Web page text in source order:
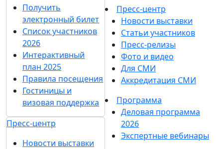
Гостиницы и
визовая поддержка
Посетителям
Получить
электронный билет
Список участников
2026
Интерактивный
план 2025
Правила посещения
Гостиницы и
2025
Правила посещения
Гостиницы и визовая
поддержка
Пресс-центр
Новости выставки
Статьи участников
Пресс-релизы
Фото и видео
Для СМИ
Аккредитация СМИ